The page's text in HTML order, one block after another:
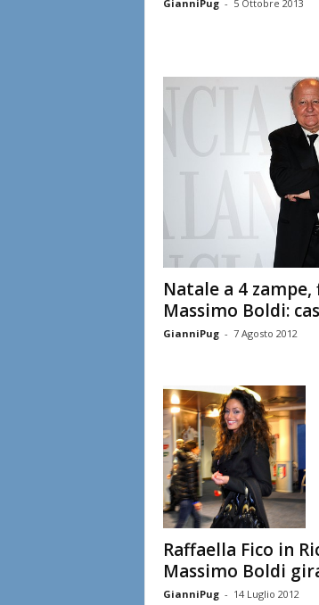
GianniPug - 5 Ottobre 2013
Natale a 4
Massimo Boldi:
GianniPug - 7 Agosto 2012
Raffaella Fico in
Massimo Boldi
GianniPug - 14 Luglio 2012